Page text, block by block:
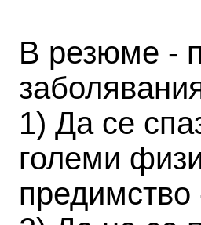
В резюме -
1) Да се
големи
предимство